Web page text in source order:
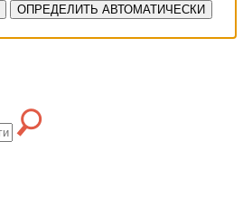
ОПРЕДЕЛИТЬ АВТОМАТИЧЕСКИ